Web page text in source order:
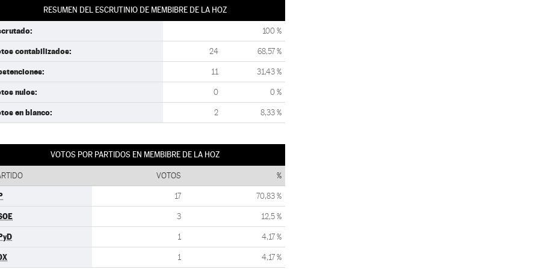
RESUMEN DEL ESCRUTINIO DE MEMBIBRE DE LA HOZ
100 %
contabilizados: 24 68,57 %
11 31,43 %
nulos: 0 0 %
en blanco: 2 8,33 %
VOTOS POR PARTIDOS EN MEMBIBRE DE LA HOZ
VOTOS %
17 70,83 %
3 12,5 %
1 4,17 %
1 4,17 %